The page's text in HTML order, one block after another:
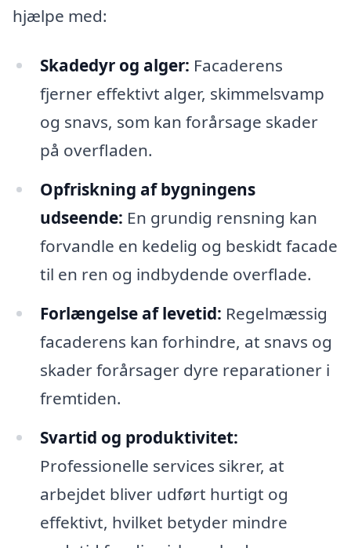
hjælpe med:
Skadedyr og alger: Facaderens
fjerner effektivt alger, skimmelsvamp
og snavs, som kan forårsage skader
på overfladen.
Opfriskning af bygningens
udseende: En grundig rensning kan
forvandle en kedelig og beskidt facade
til en ren og indbydende overflade.
Forlængelse af levetid: Regelmæssig
facaderens kan forhindre, at snavs og
skader forårsager dyre reparationer i
fremtiden.
Svartid og produktivitet:
Professionelle services sikrer, at
arbejdet bliver udført hurtigt og
effektivt, hvilket betyder mindre